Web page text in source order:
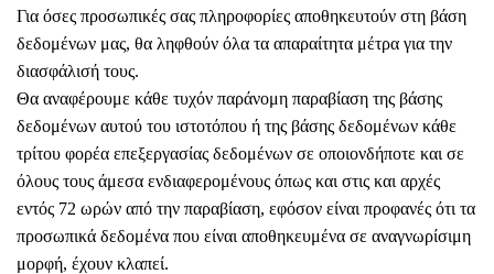
Για όσες προσωπικές σας πληροφορίες αποθηκευτούν στη βάση
δεδομένων μας, θα ληφθούν όλα τα απαραίτητα μέτρα για την
διασφάλισή τους.
Θα αναφέρουμε κάθε τυχόν παράνομη παραβίαση της βάσης
δεδομένων αυτού του ιστοτόπου ή της βάσης δεδομένων κάθε
τρίτου φορέα επεξεργασίας δεδομένων σε οποιονδήποτε και σε
όλους τους άμεσα ενδιαφερομένους όπως και στις και αρχές
εντός 72 ωρών από την παραβίαση, εφόσον είναι προφανές ότι τα
προσωπικά δεδομένα που είναι αποθηκευμένα σε αναγνωρίσιμη
μορφή, έχουν κλαπεί.